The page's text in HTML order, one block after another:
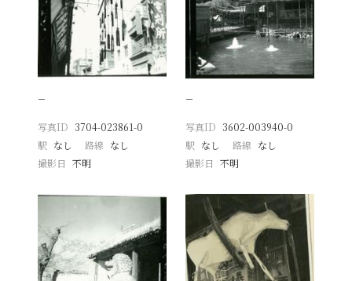
−
写真ID 3704-023861-0
駅 なし 路線 なし
撮影日
不明
−
写真ID 3602-003940-0
駅 なし 路線 なし
撮影日 不明